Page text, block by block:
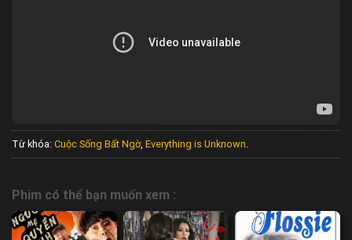
Từ khóa: Cuộc Sống Bất Ngờ, Everything is Unknown
Phim có thể bạn muốn xem :